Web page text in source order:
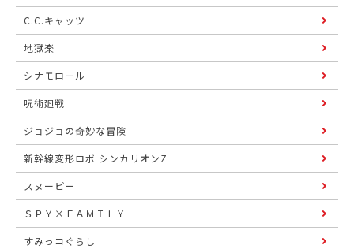
C.C.キャッツ
地獄楽
シナモロール
呪術廻戦
ジョジョの奇妙な冒険
新幹線変形ロボ シンカリオンZ
スヌーピー
ＳＰＹ×ＦＡＭＩＬＹ
すみっコぐらし